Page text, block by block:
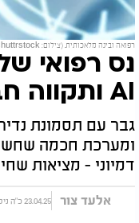
רפואה ובינה מלאכותית. (צילום: Have a nice day Photo/shuttrstock)
נס רפואי
AI ותקווה חברו להצלת חיים
גבר עם תסמונת
ומערכת חכמה
דמיוני - מציאות
אלעד צור 23.04.25 כ"ה ניסן התשפ"ה